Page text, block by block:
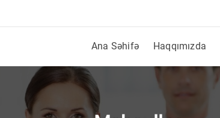
Ana Səhifə Haqqımızda